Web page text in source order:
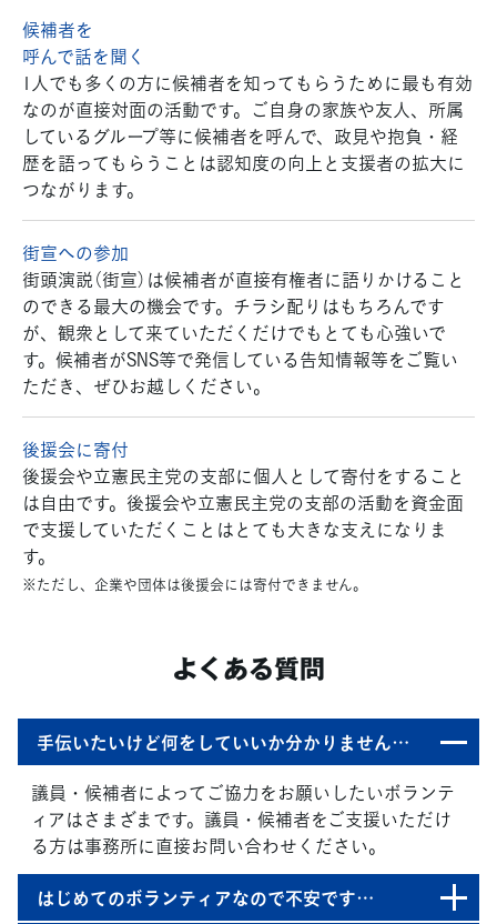
候補者を
呼んで話を聞く
1人でも多くの方に候補者を知ってもらうために最も有効
なのが直接対面の活動です。ご自身の家族や友人、所属
しているグループ等に候補者を呼んで、政見や抱負・経
歴を語ってもらうことは認知度の向上と支援者の拡大に
つながります。
街宣への参加
街頭演説（街宣）は候補者が直接有権者に語りかけること
のできる最大の機会です。チラシ配りはもちろんです
が、観衆として来ていただくだけでもとても心強いで
す。候補者がSNS等で発信している告知情報等をご覧い
ただき、ぜひお越しください。
後援会に寄付
後援会や立憲民主党の支部に個人として寄付をすること
は自由です。後援会や立憲民主党の支部の活動を資金面
で支援していただくことはとても大きな支えになりま
す。
※ただし、企業や団体は後援会には寄付できません。
よくある質問
手伝いたいけど何をしていいか分かりません…
議員・候補者によってご協力をお願いしたいボランテ
ィアはさまざまです。議員・候補者をご支援いただけ
る方は事務所に直接お問い合わせください。
はじめてのボランティアなので不安です…